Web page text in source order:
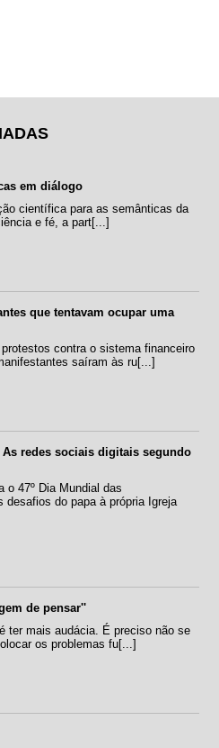
em diálogo
científica para as semânticas da
e fé, a part[...]
que tentavam ocupar uma
contra o sistema financeiro
saíram às ru[...]
redes sociais digitais segundo
o 47º Dia Mundial das
do papa à própria Igreja
de pensar''
ter mais audácia. É preciso não se
os problemas fu[...]